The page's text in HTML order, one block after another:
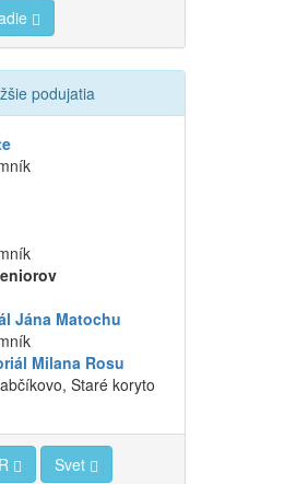
podujatia
Jána Matochu
Milana Rosu
Staré koryto
Svet